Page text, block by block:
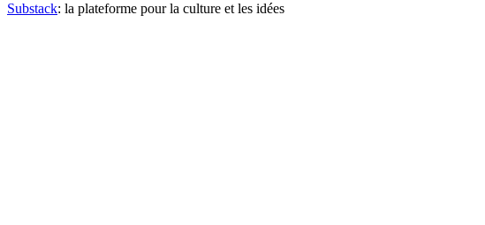
Substack: la plateforme pour la culture et les idées